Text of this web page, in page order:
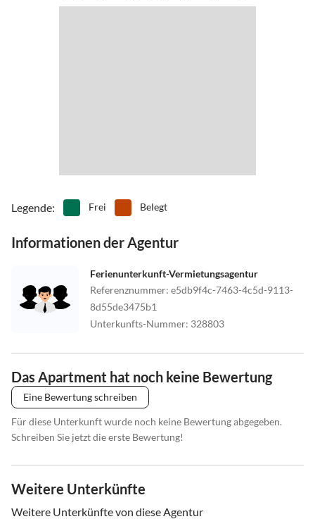
Legende: Frei Belegt
Informationen der Agentur
Ferienunterkunft-Vermietungsagentur
Referenznummer: e5db9f4c-7463-4c5d-9113-
8d55de3475b1
Unterkunfts-Nummer: 328803
Das Apartment hat noch keine Bewertung
Eine Bewertung schreiben
Für diese Unterkunft wurde noch keine Bewertung abgegeben.
Schreiben Sie jetzt die erste Bewertung!
Weitere Unterkünfte
Weitere Unterkünfte von diese Agentur